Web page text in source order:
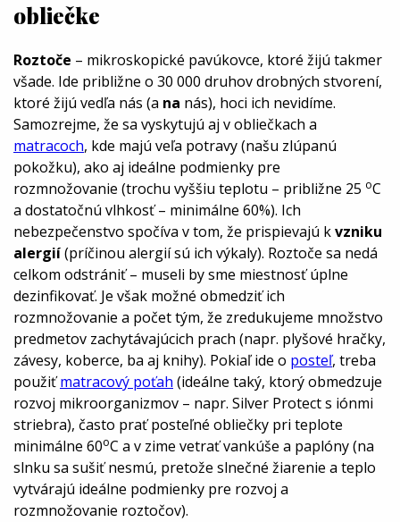
obliečke
Roztoče – mikroskopické pavúkovce, ktoré žijú takmer
všade. Ide približne o 30 000 druhov drobných stvorení,
ktoré žijú vedľa nás (a na nás), hoci ich nevidíme.
Samozrejme, že sa vyskytujú aj v obliečkach a
matracoch, kde majú veľa potravy (našu zlúpanú
pokožku), ako aj ideálne podmienky pre
rozmnožovanie (trochu vyššiu teplotu – približne 25 oC
a dostatočnú vlhkosť – minimálne 60%). Ich
nebezpečenstvo spočíva v tom, že prispievajú kvzniku
alergií(príčinou alergií sú ich výkaly). Roztoče sa nedá
celkom odstrániť – museli by sme miestnosť úplne
dezinfikovať. Je však možné obmedziť ich
rozmnožovanie a počet tým, že zredukujeme množstvo
predmetov zachytávajúcich prach (napr. plyšové hračky,
závesy, koberce, ba aj knihy). Pokiaľ ide o posteľ, treba
použiťmatracový poťah (ideálne taký, ktorý obmedzuje
rozvoj mikroorganizmov – napr. Silver Protects iónmi
striebra), často prať posteľné obliečky pri teplote
minimálne 60oC a v zime vetrať vankúše a paplóny (na
slnku sa sušiť nesmú, pretože slnečné žiarenie a teplo
vytvárajú ideálne podmienky pre rozvoj a
rozmnožovanie roztočov).